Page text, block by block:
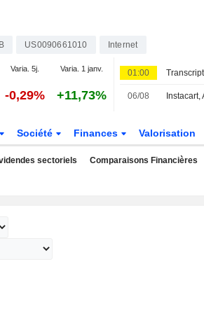
US0090661010 Internet
Varia. 5j. Varia. 1 janv.
-0,29% +11,73%
01:00
06/08
Société Finances Valorisation
sectoriels Comparaisons Financières